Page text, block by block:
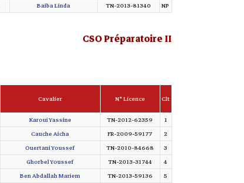
NP
TN-2013-81340
Baiba Linda
CSO Préparatoire II
Clt
N° Licence
Cavalier
1
TN-2012-62359
Karoui Yassine
2
FR-2009-59177
Cauche Aicha
3
TN-2010-84668
Ouertani Youssef
4
TN-2013-31744
Ghorbel Youssef
5
TN-2013-59136
Ben Abdallah Mariem